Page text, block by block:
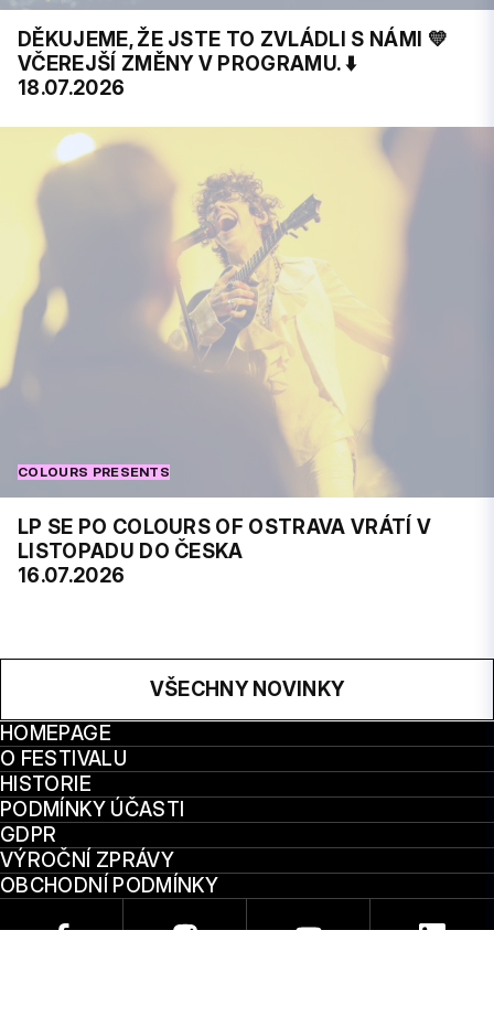
DĚKUJEME, ŽE JSTE TO ZVLÁDLI S NÁMI 💛
VČEREJŠÍ ZMĚNY V PROGRAMU. ⬇️
18.07.2026
COLOURS PRESENTS
LP SE PO COLOURS OF OSTRAVA VRÁTÍ V
LISTOPADU DO ČESKA
16.07.2026
VŠECHNY NOVINKY
HOMEPAGE
O FESTIVALU
HISTORIE
PODMÍNKY ÚČASTI
GDPR
VÝROČNÍ ZPRÁVY
OBCHODNÍ PODMÍNKY